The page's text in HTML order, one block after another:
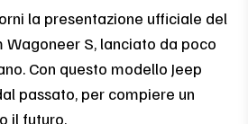
la presentazione ufficiale del
Wagoneer S, lanciato da poco
Con questo modello Jeep
passato, per compiere un
il futuro.